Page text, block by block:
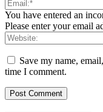
You have entered an
Please enter your email
Save my name,
time I comment.